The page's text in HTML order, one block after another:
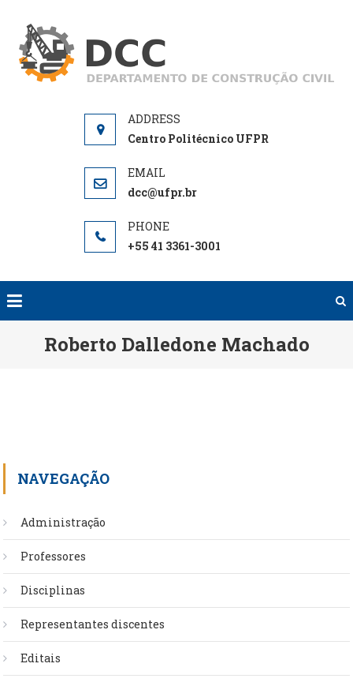
content
Centro Politécnico UFPR
dcc@ufpr.br
+55 41 3361-3001
Roberto Dalledone Machado
NAVEGAÇÃO
Administração
Professores
Disciplinas
Representantes discentes
Editais